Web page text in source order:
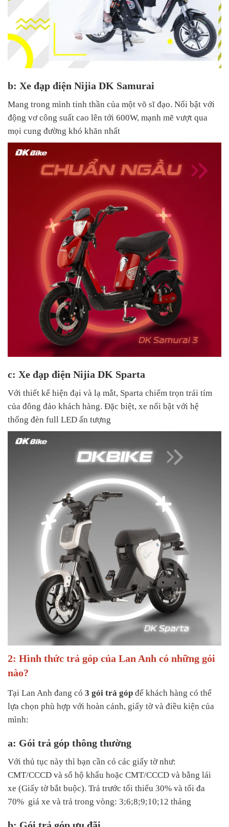
b: Xe đạp điện Nijia DK Samurai
Mang trong mình tinh thần của một võ sĩ đạo. Nổi bật với
động vơ công suất cao lên tới 600W, mạnh mẽ vượt qua
mọi cung đường khó khăn nhất
c: Xe đạp điện Nijia DK Sparta
Với thiết kế hiện đại và lạ mắt, Sparta chiếm trọn trái tím
của đông đảo khách hàng. Đặc biệt, xe nổi bật với hệ
thống đèn full LED ấn tượng
2: Hình thức trả góp của Lan Anh có những gói
nào?
Tại Lan Anh đang có 3 gói trả góp để khách hàng có thể
lựa chọn phù hợp với hoàn cảnh, giấy tờ và điều kiện của
mình:
a: Gói trả góp thông thường
Với thủ tục này thì bạn cần có các giấy tờ như:
CMT/CCCD và sổ hộ khẩu hoặc CMT/CCCD và bằng lái
xe (Giấy tờ bắt buộc). Trả trước tổi thiểu 30% và tối đa
70% giá xe và trả trong vòng: 3;6;8;9;10;12 tháng